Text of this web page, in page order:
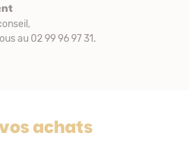
au 02 99 96 97 31.
achats